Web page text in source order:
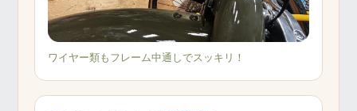
ワイヤー類もフレーム中通しでスッキリ！